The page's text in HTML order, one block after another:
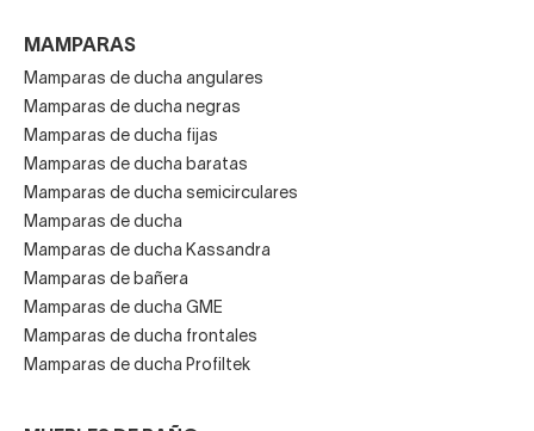
MAMPARAS
Mamparas de ducha angulares
Mamparas de ducha negras
Mamparas de ducha fijas
Mamparas de ducha baratas
Mamparas de ducha semicirculares
Mamparas de ducha
Mamparas de ducha Kassandra
Mamparas de bañera
Mamparas de ducha GME
Mamparas de ducha frontales
Mamparas de ducha Profiltek